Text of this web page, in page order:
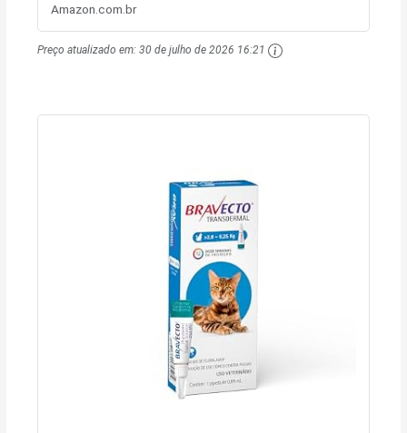
Amazon.com.br
Preço atualizado em:30 de julho de 2026 16:21